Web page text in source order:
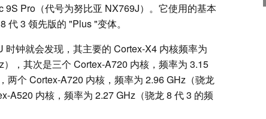
Pro（代号为努比亚 NX769J）。它使用的基本
3 领先版的 "Plus "变体。
钟就会发现，其主要的 Cortex-X4 内核频率为
，其次是三个 Cortex-A720 内核，频率为 3.15
两个 Cortex-A720 内核，频率为 2.96 GHz（骁龙
A520 内核，频率为 2.27 GHz（骁龙 8 代 3 的频